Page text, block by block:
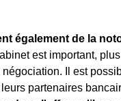
également de la
est important,
Il est
partenaires